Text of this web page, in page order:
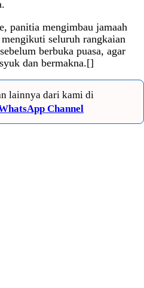
panitia mengimbau jamaah
seluruh rangkaian
berbuka puasa, agar
dan bermakna.[]
lainnya dari kami di
Channel